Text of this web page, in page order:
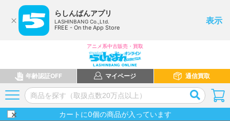
らしんばんアプリ
LASHINBANG Co.,Ltd.
FREE - On the App Store
表示
アニメ系中古販売・買取
年齢認証OFF マイページ 通信買取
カートに0個の商品が入っています